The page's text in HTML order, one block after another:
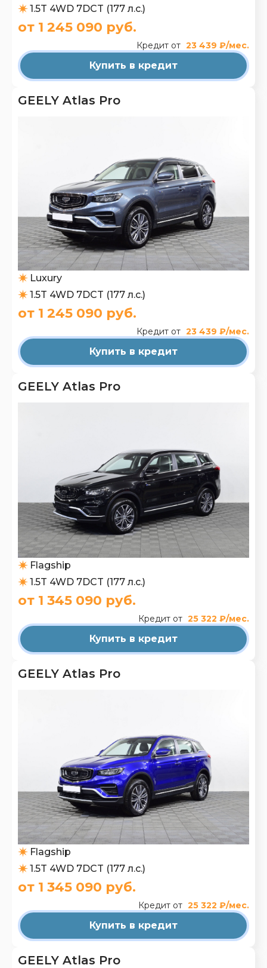
1.5T 4WD 7DCT (177 л.с.)
от 1 245 090 руб.
Кредит от 23 439 ₽/мес.
Купить в кредит
GEELY Atlas Pro
Luxury
1.5T 4WD 7DCT (177 л.с.)
от 1 245 090 руб.
Кредит от 23 439 ₽/мес.
Купить в кредит
GEELY Atlas Pro
Flagship
1.5T 4WD 7DCT (177 л.с.)
от 1 345 090 руб.
Кредит от 25 322 ₽/мес.
Купить в кредит
GEELY Atlas Pro
Flagship
1.5T 4WD 7DCT (177 л.с.)
от 1 345 090 руб.
Кредит от 25 322 ₽/мес.
Купить в кредит
GEELY Atlas Pro